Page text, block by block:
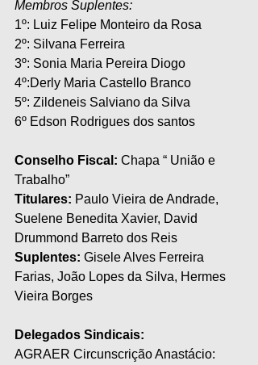
Membros Suplentes:
1º: Luiz Felipe Monteiro da Rosa
2º: Silvana Ferreira
3º: Sonia Maria Pereira Diogo
4º:Derly Maria Castello Branco
5º: Zildeneis Salviano da Silva
6º Edson Rodrigues dos santos
Conselho Fiscal: Chapa “ União e
Trabalho”
Titulares: Paulo Vieira de Andrade,
Suelene Benedita Xavier, David
Drummond Barreto dos Reis
Suplentes: Gisele Alves Ferreira
Farias, João Lopes da Silva, Hermes
Vieira Borges
Delegados Sindicais:
AGRAER Circunscrição Anastácio: